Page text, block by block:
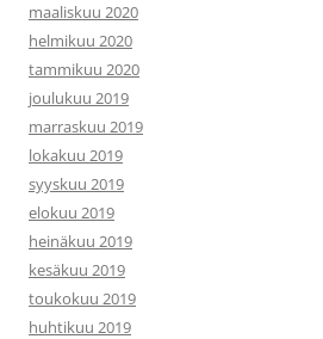
maaliskuu 2020
helmikuu 2020
tammikuu 2020
joulukuu 2019
marraskuu 2019
lokakuu 2019
syyskuu 2019
elokuu 2019
heinäkuu 2019
kesäkuu 2019
toukokuu 2019
huhtikuu 2019